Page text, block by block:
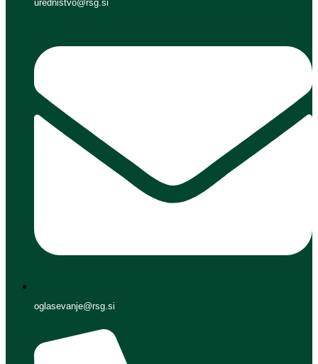
urednistvo@rsg.si
oglasevanje@rsg.si